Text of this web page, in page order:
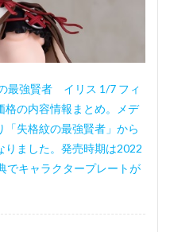
最強賢者 イリス 1/7 フィ
格の内容情報まとめ。メデ
「失格紋の最強賢者」から
りました。発売時期は2022
でキャラクタープレートが